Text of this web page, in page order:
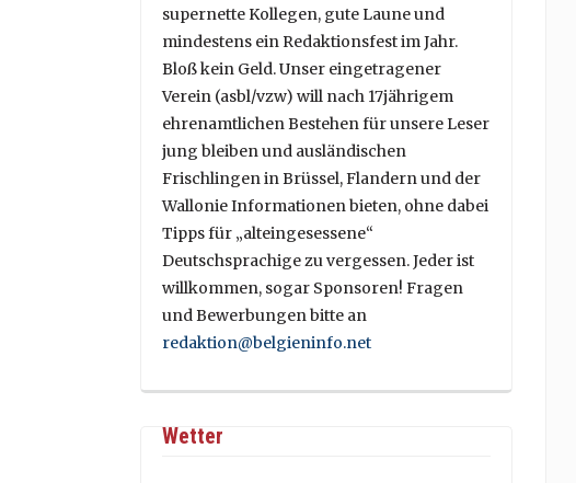
supernette Kollegen, gute Laune und
mindestens ein Redaktionsfest im Jahr.
Bloß kein Geld. Unser eingetragener
Verein (asbl/vzw) will nach 17jährigem
ehrenamtlichen Bestehen für unsere Leser
jung bleiben und ausländischen
Frischlingen in Brüssel, Flandern und der
Wallonie Informationen bieten, ohne dabei
Tipps für „alteingesessene“
Deutschsprachige zu vergessen. Jeder ist
willkommen, sogar Sponsoren! Fragen
und Bewerbungen bitte an
redaktion@belgieninfo.net
Wetter